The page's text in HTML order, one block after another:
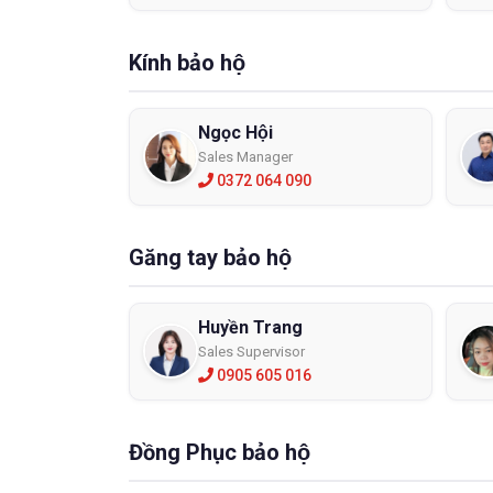
Kính bảo hộ
Ngọc Hội
Sales Manager
0372 064 090
Găng tay bảo hộ
Huyền Trang
Sales Supervisor
0905 605 016
Đồng Phục bảo hộ